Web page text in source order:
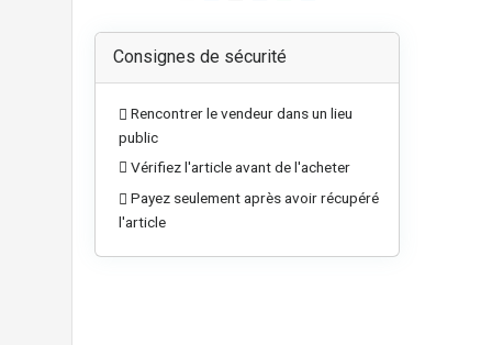
Consignes de sécurité
Rencontrer le vendeur dans un lieu
public
Vérifiez l'article avant de l'acheter
Payez seulement après avoir récupéré
l'article